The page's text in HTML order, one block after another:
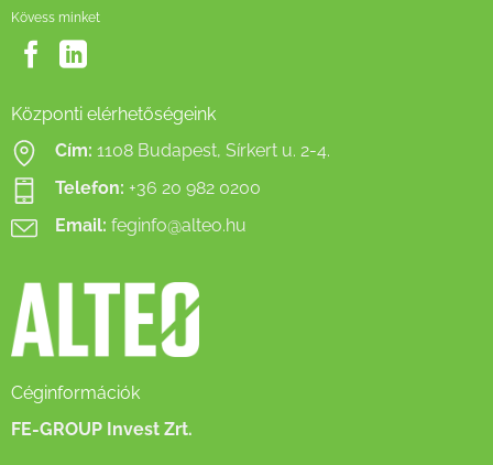
Kövess minket
Központi elérhetőségeink
Cím: 1108 Budapest, Sírkert u. 2-4.
Telefon: +36 20 982 0200
Email: feginfo@alteo.hu
Céginformációk
FE-GROUP Invest Zrt.